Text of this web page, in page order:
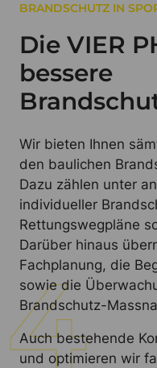
BRANDSCHUTZ IN
Die VIER
bessere
Wir bieten Ihnen
den baulichen
Dazu zählen unter
individueller
Rettungswegpläne
Darüber hinaus
Fachplanung, die
sowie die
Brandschutz-
Auch bestehende
und optimieren wir